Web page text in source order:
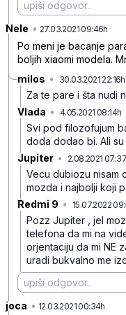
Nele • 27.03.2021 09:46h
Po meni je bacanje
boljih xiaomi modela.
milos • 30.03.2021 22:16h
Za te pare i šta nudi
Vlada • 4.05.2021 08:14h
Svi pod filozofujum
doda dodao bi. Ali
Jupiter • 2.08.2021
Vecu dubiozu nisam
mozda i najbolji koji
Redmi 9 • 15.07.2022
Pozz Jupiter , jel
telefona da mi na
orjentaciju da mi NE
uradi bukvalno me
joca • 12.03.2021 00:34h